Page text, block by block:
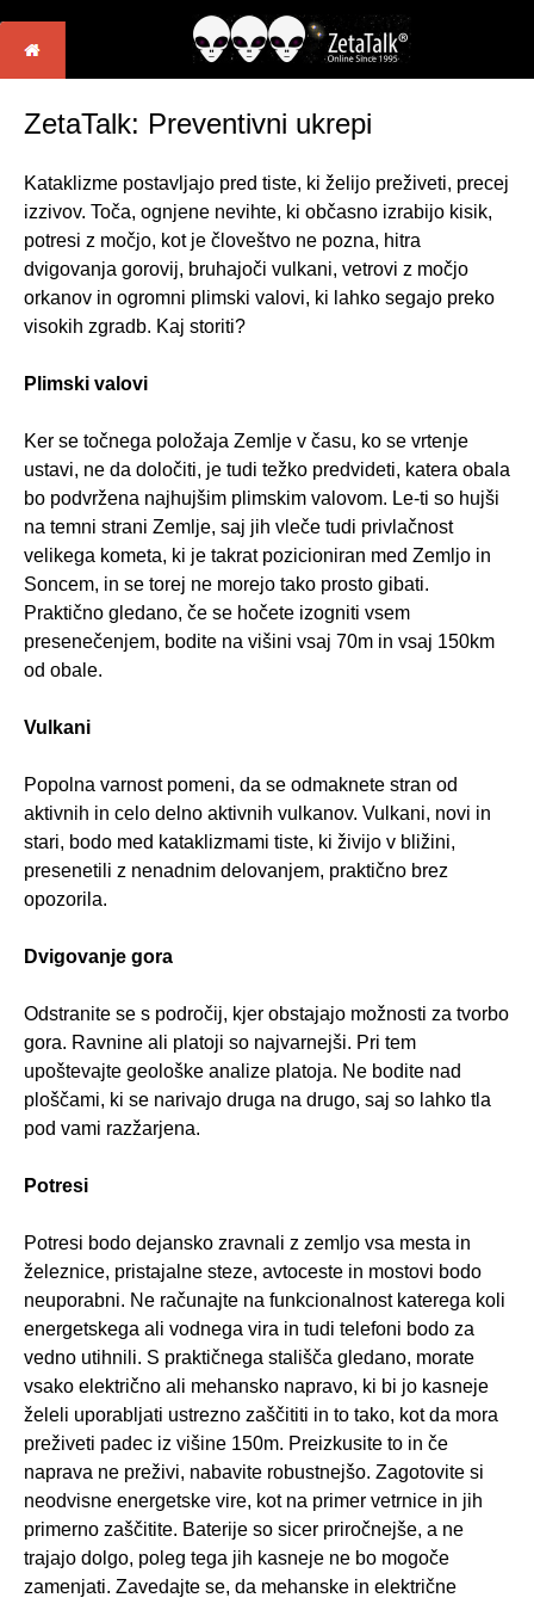
ZetaTalk: Preventivni ukrepi
Kataklizme postavljajo pred tiste, ki želijo preživeti, precej
izzivov. Toča, ognjene nevihte, ki občasno izrabijo kisik,
potresi z močjo, kot je človeštvo ne pozna, hitra
dvigovanja gorovij, bruhajoči vulkani, vetrovi z močjo
orkanov in ogromni plimski valovi, ki lahko segajo preko
visokih zgradb. Kaj storiti?
Plimski valovi
Ker se točnega položaja Zemlje v času, ko se vrtenje
ustavi, ne da določiti, je tudi težko predvideti, katera obala
bo podvržena najhujšim plimskim valovom. Le-ti so hujši
na temni strani Zemlje, saj jih vleče tudi privlačnost
velikega kometa, ki je takrat pozicioniran med Zemljo in
Soncem, in se torej ne morejo tako prosto gibati.
Praktično gledano, če se hočete izogniti vsem
presenečenjem, bodite na višini vsaj 70m in vsaj 150km
od obale.
Vulkani
Popolna varnost pomeni, da se odmaknete stran od
aktivnih in celo delno aktivnih vulkanov. Vulkani, novi in
stari, bodo med kataklizmami tiste, ki živijo v bližini,
presenetili z nenadnim delovanjem, praktično brez
opozorila.
Dvigovanje gora
Odstranite se s področij, kjer obstajajo možnosti za tvorbo
gora. Ravnine ali platoji so najvarnejši. Pri tem
upoštevajte geološke analize platoja. Ne bodite nad
ploščami, ki se narivajo druga na drugo, saj so lahko tla
pod vami razžarjena.
Potresi
Potresi bodo dejansko zravnali z zemljo vsa mesta in
železnice, pristajalne steze, avtoceste in mostovi bodo
neuporabni. Ne računajte na funkcionalnost katerega koli
energetskega ali vodnega vira in tudi telefoni bodo za
vedno utihnili. S praktičnega stališča gledano, morate
vsako električno ali mehansko napravo, ki bi jo kasneje
želeli uporabljati ustrezno zaščititi in to tako, kot da mora
preživeti padec iz višine 150m. Preizkusite to in če
naprava ne preživi, nabavite robustnejšo. Zagotovite si
neodvisne energetske vire, kot na primer vetrnice in jih
primerno zaščitite. Baterije so sicer priročnejše, a ne
trajajo dolgo, poleg tega jih kasneje ne bo mogoče
zamenjati. Zavedajte se, da mehanske in električne